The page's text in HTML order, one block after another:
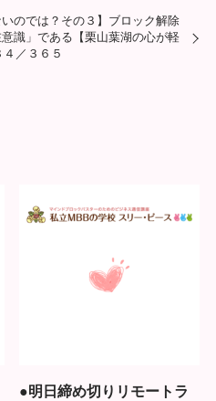
のでは？その３】ブロック解除
識」である【栗山葉湖の心が軽
／３６５
●明日締め切りリモートラ